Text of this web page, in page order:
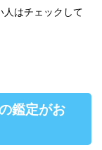
人はチェックして
鑑定がお